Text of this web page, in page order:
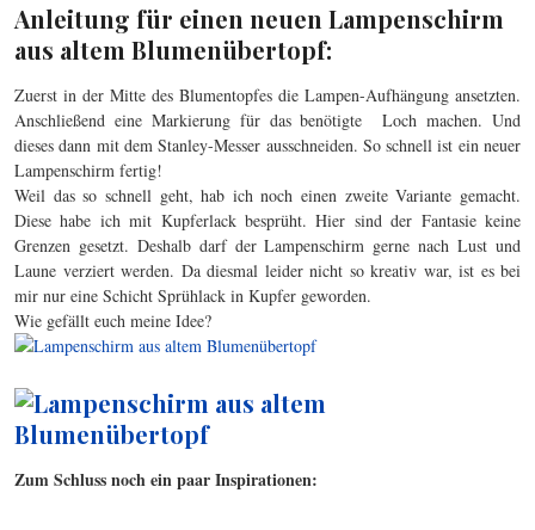
Anleitung für einen neuen Lampenschirm
aus altem Blumenübertopf:
Zuerst in der Mitte des Blumentopfes die Lampen-Aufhängung ansetzten.
Anschließend eine Markierung für das benötigte Loch machen. Und
dieses dann mit dem Stanley-Messer ausschneiden. So schnell ist ein neuer
Lampenschirm fertig!
Weil das so schnell geht, hab ich noch einen zweite Variante gemacht.
Diese habe ich mit Kupferlack besprüht. Hier sind der Fantasie keine
Grenzen gesetzt. Deshalb darf der Lampenschirm gerne nach Lust und
Laune verziert werden. Da diesmal leider nicht so kreativ war, ist es bei
mir nur eine Schicht Sprühlack in Kupfer geworden.
Wie gefällt euch meine Idee?
Zum Schluss noch ein paar Inspirationen: